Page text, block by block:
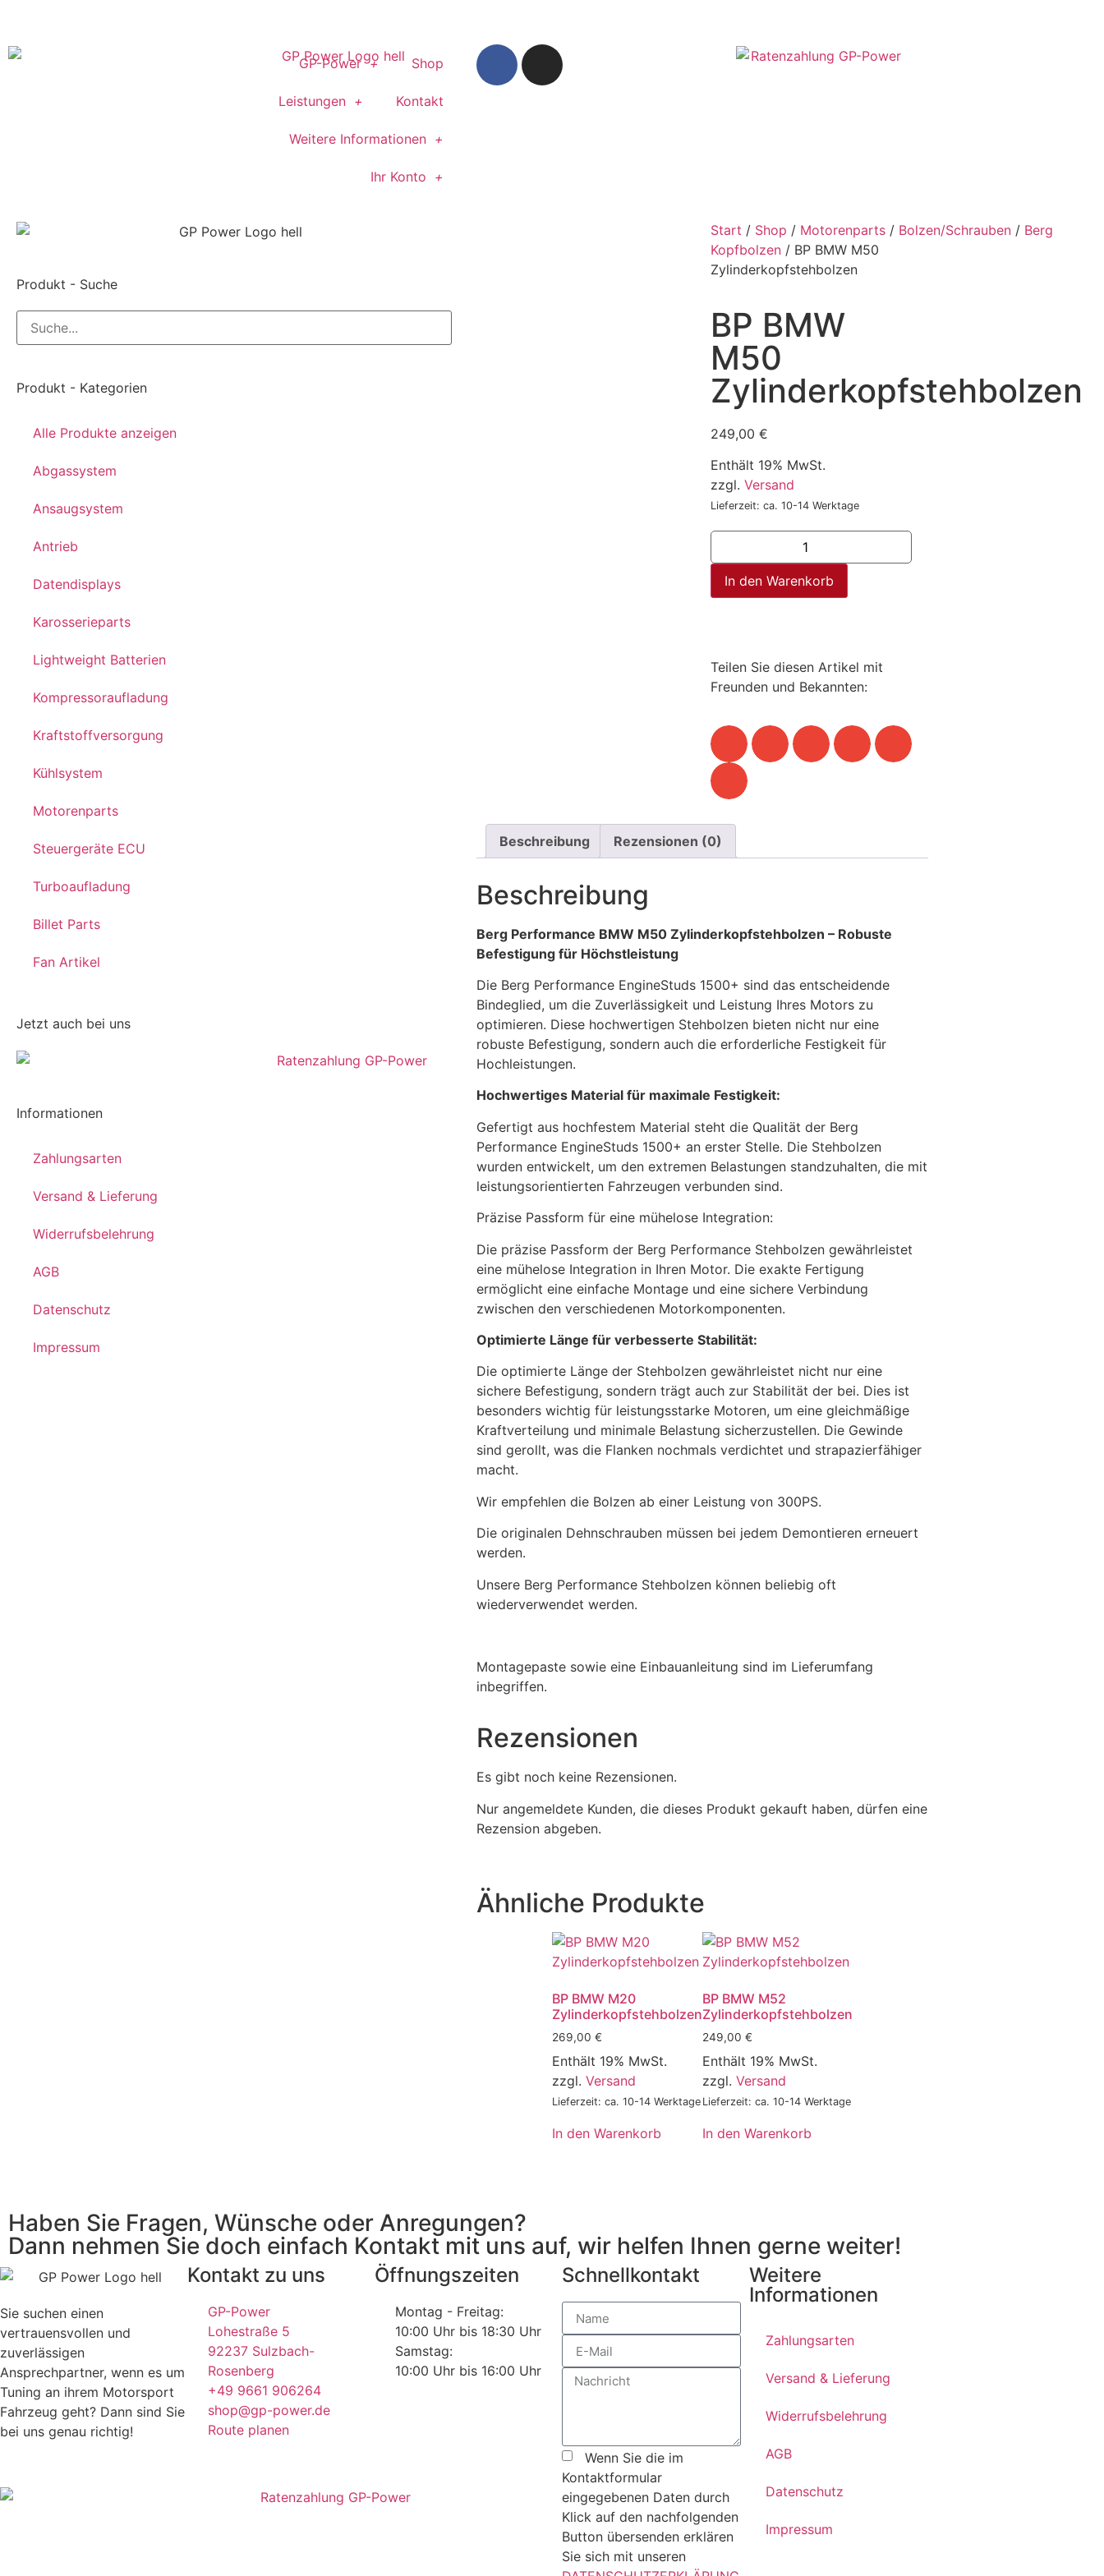
GP-Power Shop
Leistungen Kontakt
Weitere Informationen
Ihr Konto
Produkt - Suche
Produkt - Kategorien
Alle Produkte anzeigen
Abgassystem
Ansaugsystem
Antrieb
Datendisplays
Karosserieparts
Lightweight Batterien
Kompressoraufladung
Kraftstoffversorgung
Kühlsystem
Motorenparts
Steuergeräte ECU
Turboaufladung
Billet Parts
Fan Artikel
Jetzt auch bei uns
Informationen
Zahlungsarten
Versand & Lieferung
Widerrufsbelehrung
AGB
Datenschutz
Impressum
Start / Shop / Motorenparts / Bolzen/Schrauben / Berg
Kopfbolzen / BP BMW M50
Zylinderkopfstehbolzen
BP BMW
M50
Zylinderkopfstehbolzen
249,00 €
Enthält 19% MwSt.
zzgl. Versand
Lieferzeit: ca. 10-14 Werktage
In den Warenkorb
Teilen Sie diesen Artikel mit
Freunden und Bekannten:
Beschreibung Rezensionen (0)
Beschreibung
Berg Performance BMW M50 Zylinderkopfstehbolzen – Robuste
Befestigung für Höchstleistung
Die Berg Performance EngineStuds 1500+ sind das entscheidende
Bindeglied, um die Zuverlässigkeit und Leistung Ihres Motors zu
optimieren. Diese hochwertigen Stehbolzen bieten nicht nur eine
robuste Befestigung, sondern auch die erforderliche Festigkeit für
Hochleistungen.
Hochwertiges Material für maximale Festigkeit:
Gefertigt aus hochfestem Material steht die Qualität der Berg
Performance EngineStuds 1500+ an erster Stelle. Die Stehbolzen
wurden entwickelt, um den extremen Belastungen standzuhalten, die mit
leistungsorientierten Fahrzeugen verbunden sind.
Präzise Passform für eine mühelose Integration:
Die präzise Passform der Berg Performance Stehbolzen gewährleistet
eine mühelose Integration in Ihren Motor. Die exakte Fertigung
ermöglicht eine einfache Montage und eine sichere Verbindung
zwischen den verschiedenen Motorkomponenten.
Optimierte Länge für verbesserte Stabilität:
Die optimierte Länge der Stehbolzen gewährleistet nicht nur eine
sichere Befestigung, sondern trägt auch zur Stabilität der bei. Dies ist
besonders wichtig für leistungsstarke Motoren, um eine gleichmäßige
Kraftverteilung und minimale Belastung sicherzustellen. Die Gewinde
sind gerollt, was die Flanken nochmals verdichtet und strapazierfähiger
macht.
Wir empfehlen die Bolzen ab einer Leistung von 300PS.
Die originalen Dehnschrauben müssen bei jedem Demontieren erneuert
werden.
Unsere Berg Performance Stehbolzen können beliebig oft
wiederverwendet werden.
Montagepaste sowie eine Einbauanleitung sind im Lieferumfang
inbegriffen.
Rezensionen
Es gibt noch keine Rezensionen.
Nur angemeldete Kunden, die dieses Produkt gekauft haben, dürfen eine
Rezension abgeben.
Ähnliche Produkte
BP BMW M20
Zylinderkopfstehbolzen
269,00 €
Enthält 19% MwSt.
zzgl. Versand
Lieferzeit: ca. 10-14 Werktage
In den Warenkorb
BP BMW M52
Zylinderkopfstehbolzen
249,00 €
Enthält 19% MwSt.
zzgl. Versand
Lieferzeit: ca. 10-14 Werktage
In den Warenkorb
Haben Sie Fragen, Wünsche oder Anregungen?
Dann nehmen Sie doch einfach Kontakt mit uns auf, wir helfen Ihnen gerne weiter!
Sie suchen einen
vertrauensvollen und
zuverlässigen
Ansprechpartner, wenn es um
Tuning an ihrem Motorsport
Fahrzeug geht? Dann sind Sie
bei uns genau richtig!
Kontakt zu uns
GP-Power
Lohestraße 5
92237 Sulzbach-
Rosenberg
+49 9661 906264
shop@gp-power.de
Route planen
Öffnungszeiten
Montag - Freitag:
10:00 Uhr bis 18:30 Uhr
Samstag:
10:00 Uhr bis 16:00 Uhr
Schnellkontakt
Wenn Sie die im
Kontaktformular
eingegebenen Daten durch
Klick auf den nachfolgenden
Button übersenden erklären
Sie sich mit unseren
Weitere
Informationen
Zahlungsarten
Versand & Lieferung
Widerrufsbelehrung
AGB
Datenschutz
Impressum